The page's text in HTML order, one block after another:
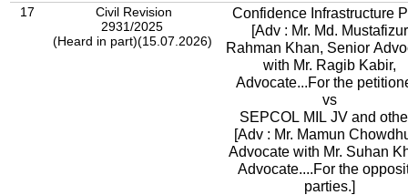
17
Civil Revision
2931/2025
(Heard in part)(15.07.2026)
Confidence Infrastructure
[Adv : Mr. Md. Mustafizur
Rahman Khan, Senior
with Mr. Ragib Kabir,
Advocate...For the
vs
SEPCOL MIL JV and
[Adv : Mr. Mamun
Advocate with Mr. Suhan
Advocate....For the
parties.]